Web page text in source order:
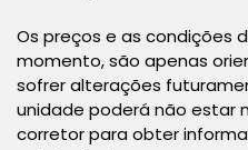
Os preços e as condições
momento, são apenas
sofrer alterações
unidade poderá não estar
corretor para obter